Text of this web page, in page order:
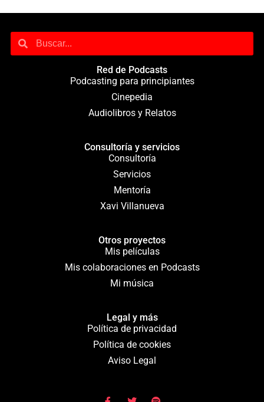
Red de Podcasts
Podcasting para principiantes
Cinepedia
Audiolibros y Relatos
Consultoría y servicios
Consultoría
Servicios
Mentoría
Xavi Villanueva
Otros proyectos
Mis películas
Mis colaboraciones en Podcasts
Mi música
Legal y más
Política de privacidad
Política de cookies
Aviso Legal